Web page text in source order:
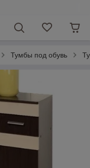
Тумбы под обувь